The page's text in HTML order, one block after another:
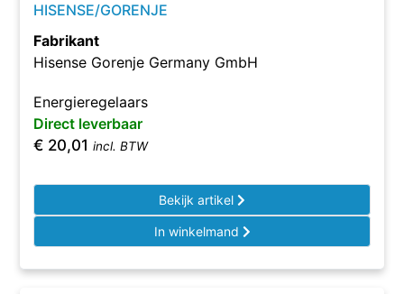
HISENSE/GORENJE
Fabrikant
Hisense Gorenje Germany GmbH
Energieregelaars
Direct leverbaar
€ 20,01 incl. BTW
Bekijk artikel
In winkelmand